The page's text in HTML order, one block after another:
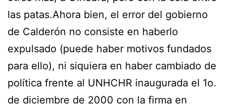
las patas.Ahora bien, el error del gobierno
de Calderón no consiste en haberlo
expulsado (puede haber motivos fundados
para ello), ni siquiera en haber cambiado de
política frente al UNHCHR inaugurada el 1o.
de diciembre de 2000 con la firma en